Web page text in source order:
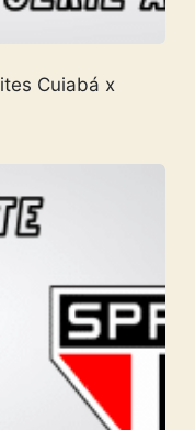
Cuiabá x